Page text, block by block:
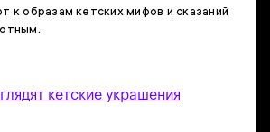
к образам кетских мифов и сказаний
кетские украшения